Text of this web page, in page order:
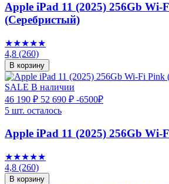
Apple iPad 11 (2025) 256Gb Wi-
(Серебристый)
★★★★★
4,8 (260)
В корзину
SALE В наличии
46 190 ₽ 52 690 ₽ -6500₽
5 шт. осталось
Apple iPad 11 (2025) 256Gb
★★★★★
4,8 (260)
В корзину